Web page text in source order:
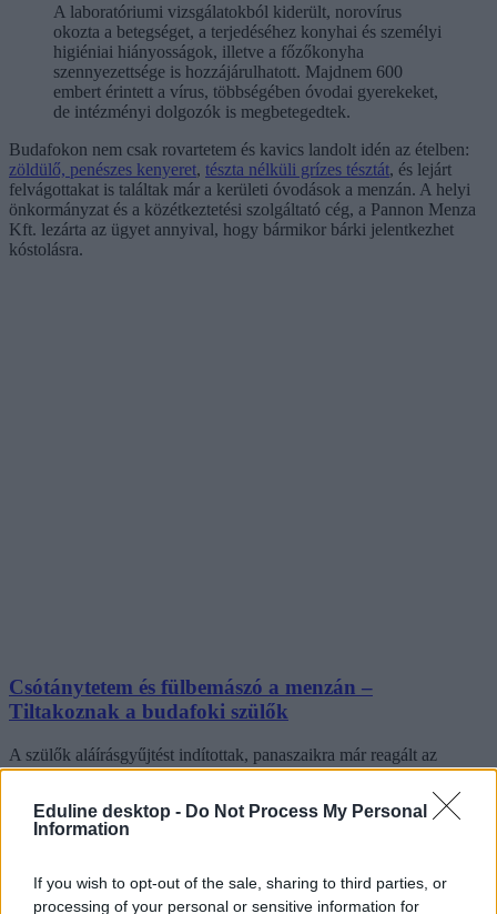
Eduline desktop - Do Not Process My Personal
Information
If you wish to opt-out of the sale, sharing to third parties, or
processing of your personal or sensitive information for
A laboratóriumi vizsgálatokból kiderült, norovírus
okozta a betegséget, a terjedéséhez konyhai és személyi
higiéniai hiányosságok, illetve a főzőkonyha
szennyezettsége is hozzájárulhatott. Majdnem 600
embert érintett a vírus, többségében óvodai gyerekeket,
de intézményi dolgozók is megbetegedtek.
Budafokon nem csak rovartetem és kavics landolt idén az ételben:
zöldülő, penészes kenyeret, tészta nélküli grízes tésztát, és lejárt
felvágottakat is találtak már a kerületi óvodások a menzán. A helyi
önkormányzat és a közétkeztetési szolgáltató cég, a Pannon Menza
Kft. lezárta az ügyet annyival, hogy bármikor bárki jelentkezhet
kóstolásra.
Csótánytetem és fülbemászó a menzán –
Tiltakoznak a budafoki szülők
A szülők aláírásgyűjtést indítottak, panaszaikra már reagált az
önkormányzat is.
Nyitókép: Shutterstock